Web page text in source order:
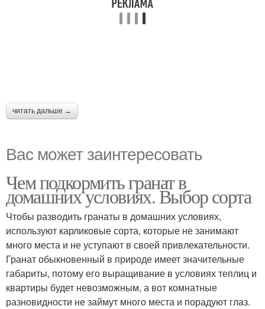
читать дальше →
Вас может заинтересовать
Чем подкормить гранат в
домашних условиях. Выбор сорта
Чтобы разводить гранаты в домашних условиях,
используют карликовые сорта, которые не занимают
много места и не уступают в своей привлекательности.
Гранат обыкновенный в природе имеет значительные
габариты, потому его выращивание в условиях теплиц и
квартиры будет невозможным, а вот комнатные
разновидности не займут много места и порадуют глаз.